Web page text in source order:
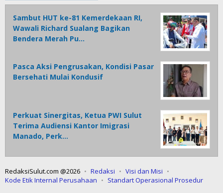
Sambut HUT ke-81 Kemerdekaan RI,
Wawali Richard Sualang Bagikan
Bendera Merah Pu…
Pasca Aksi Pengrusakan, Kondisi Pasar
Bersehati Mulai Kondusif
Perkuat Sinergitas, Ketua PWI Sulut
Terima Audiensi Kantor Imigrasi
Manado, Perk…
RedaksiSulut.com @2026 Redaksi
Visi dan Misi
Kode Etik Internal Perusahaan
Standart Operasional Prosedur